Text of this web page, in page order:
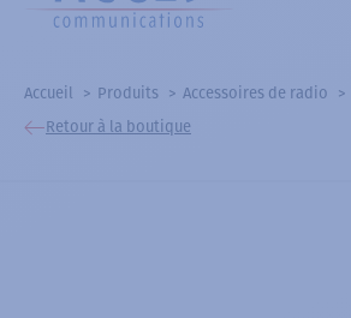
Accueil Produits Accessoires de radio
Retour à la boutique